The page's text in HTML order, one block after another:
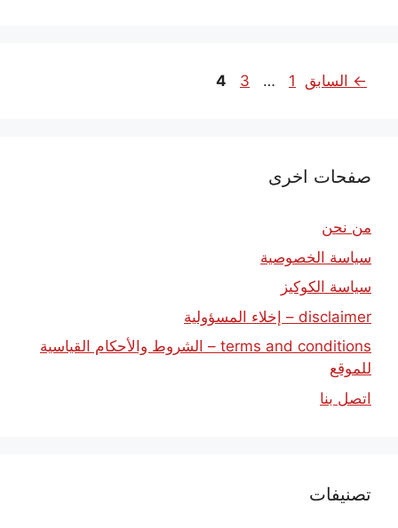
← السابق Page
1
…
Page
3
Page
4
صفحات اخرى
من نحن
سياسة الخصوصية
سياسة الكوكيز
disclaimer – إخلاء المسؤولية
terms and conditions – الشروط والأحكام القياسية
للموقع
اتصل بنا
تصنيفات